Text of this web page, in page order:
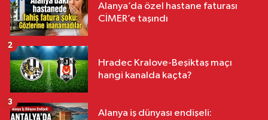
Alanya’da özel hastane faturası
CİMER’e taşındı
Hradec Kralove-Beşiktaş maçı
hangi kanalda kaçta?
2
Alanya iş dünyası endişeli:
3